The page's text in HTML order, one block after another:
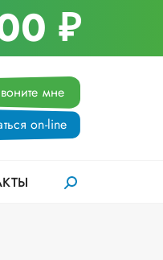
₽
мне
on-line